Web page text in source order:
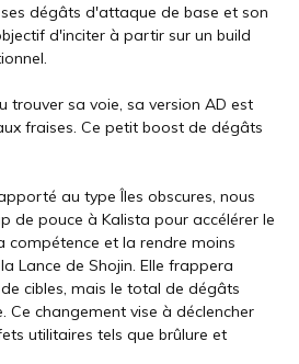
dégâts d'attaque de base et son
d'inciter à partir sur un build
trouver sa voie, sa version AD est
fraises. Ce petit boost de dégâts
au type Îles obscures, nous
de pouce à Kalista pour accélérer le
compétence et la rendre moins
Lance de Shojin. Elle frappera
cibles, mais le total de dégâts
Ce changement vise à déclencher
utilitaires tels que brûlure et